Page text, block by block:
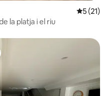
5 de
5 (21)
la platja i el riu
viatgers